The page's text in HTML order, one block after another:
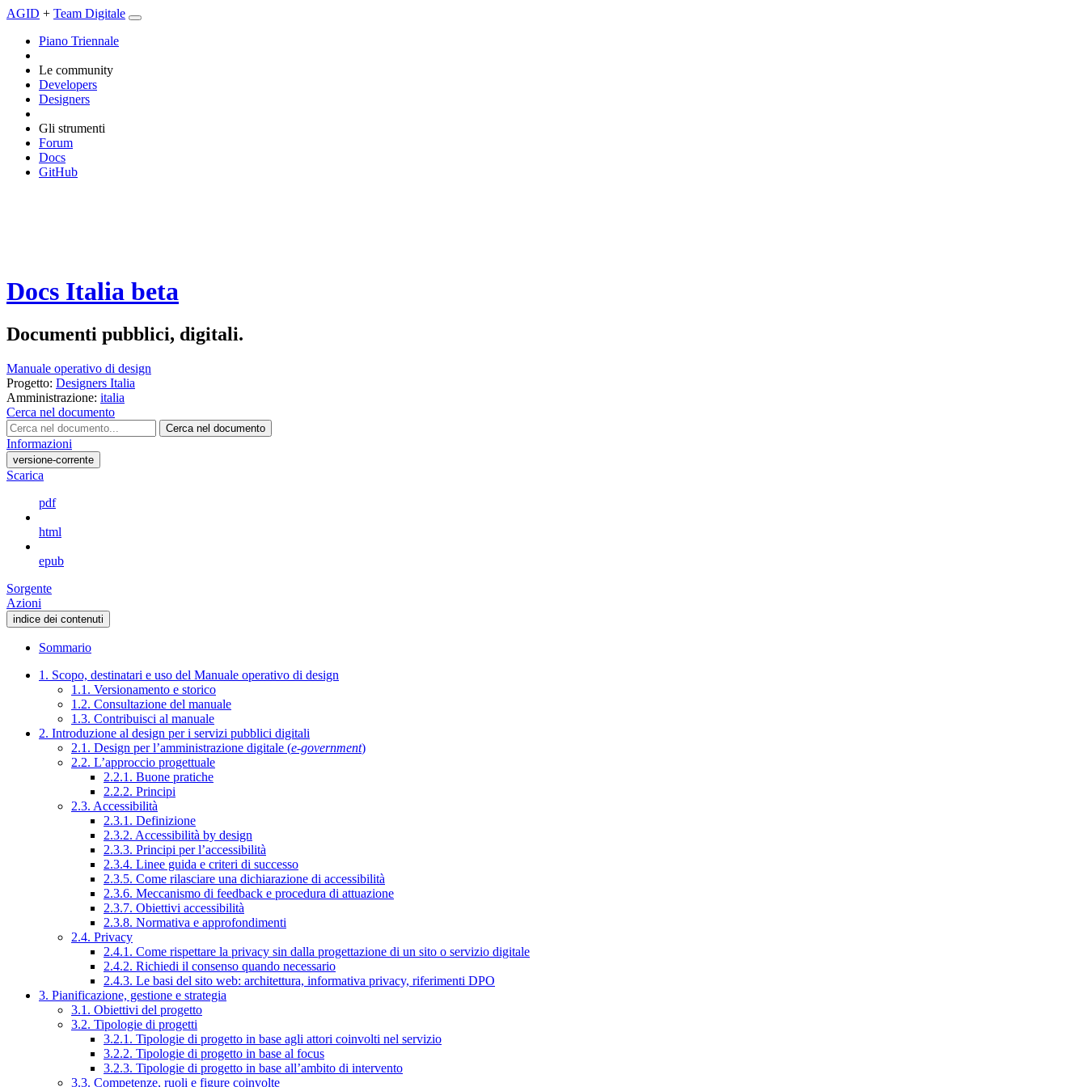
AGID + Team Digitale
Piano Triennale
Le community
Developers
Designers
Gli strumenti
Forum
Docs
GitHub
Docs Italia beta
Documenti pubblici, digitali.
Manuale operativo di design
Progetto: Designers Italia
Amministrazione: italia
Cerca nel documento
Cerca nel documento
Informazioni
versione-corrente
Scarica
pdf
html
epub
Sorgente
Azioni
indice dei contenuti
Sommario
1. Scopo, destinatari e uso del Manuale operativo di design
1.1. Versionamento e storico
1.2. Consultazione del manuale
1.3. Contribuisci al manuale
2. Introduzione al design per i servizi pubblici digitali
2.1. Design per l’amministrazione digitale (e-government)
2.2. L’approccio progettuale
2.2.1. Buone pratiche
2.2.2. Principi
2.3. Accessibilità
2.3.1. Definizione
2.3.2. Accessibilità by design
2.3.3. Principi per l’accessibilità
2.3.4. Linee guida e criteri di successo
2.3.5. Come rilasciare una dichiarazione di accessibilità
2.3.6. Meccanismo di feedback e procedura di attuazione
2.3.7. Obiettivi accessibilità
2.3.8. Normativa e approfondimenti
2.4. Privacy
2.4.1. Come rispettare la privacy sin dalla progettazione di un sito o servizio digitale
2.4.2. Richiedi il consenso quando necessario
2.4.3. Le basi del sito web: architettura, informativa privacy, riferimenti DPO
3. Pianificazione, gestione e strategia
3.1. Obiettivi del progetto
3.2. Tipologie di progetti
3.2.1. Tipologie di progetto in base agli attori coinvolti nel servizio
3.2.2. Tipologie di progetto in base al focus
3.2.3. Tipologie di progetto in base all’ambito di intervento
3.3. Competenze, ruoli e figure coinvolte